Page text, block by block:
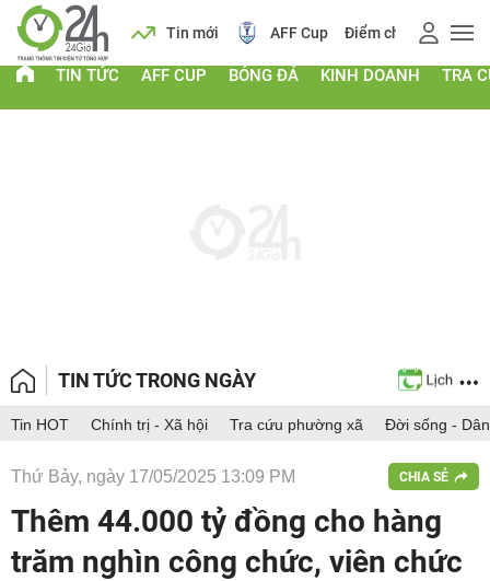
Lịch Tin mới AFF Cup Điểm chuẩn 2026
TIN TỨC AFF CUP BÓNG ĐÁ KINH DOANH TRA
TIN TỨC TRONG NGÀY
Tin HOT Chính trị - Xã hội Tra cứu phường xã Đời sống -
Thứ Bảy, ngày 17/05/2025 13:09 PM CHIA SẺ
Thêm 44.000 tỷ đồng cho hàng
trăm nghìn công chức, viên chức